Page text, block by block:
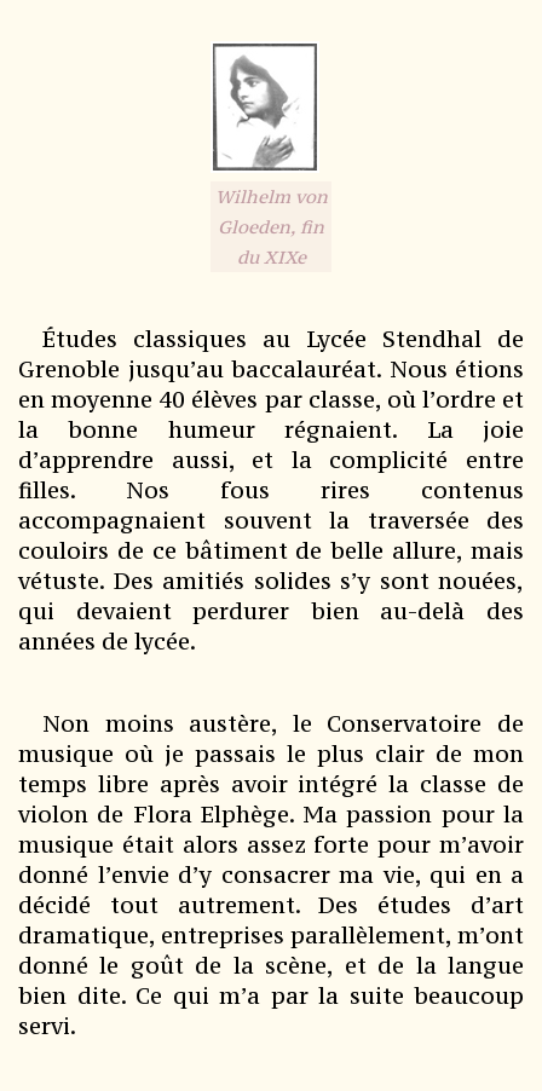
Wilhelm von
Gloeden, fin
du XIXe
Études classiques au Lycée Stendhal de
Grenoble jusqu’au baccalauréat. Nous étions
en moyenne 40 élèves par classe, où l’ordre et
la bonne humeur régnaient. La joie
d’apprendre aussi, et la complicité entre
filles. Nos fous rires contenus
accompagnaient souvent la traversée des
couloirs de ce bâtiment de belle allure, mais
vétuste. Des amitiés solides s’y sont nouées,
qui devaient perdurer bien au-delà des
années de lycée.
Non moins austère, le Conservatoire de
musique où je passais le plus clair de mon
temps libre après avoir intégré la classe de
violon de Flora Elphège. Ma passion pour la
musique était alors assez forte pour m’avoir
donné l’envie d’y consacrer ma vie, qui en a
décidé tout autrement. Des études d’art
dramatique, entreprises parallèlement, m’ont
donné le goût de la scène, et de la langue
bien dite. Ce qui m’a par la suite beaucoup
servi.